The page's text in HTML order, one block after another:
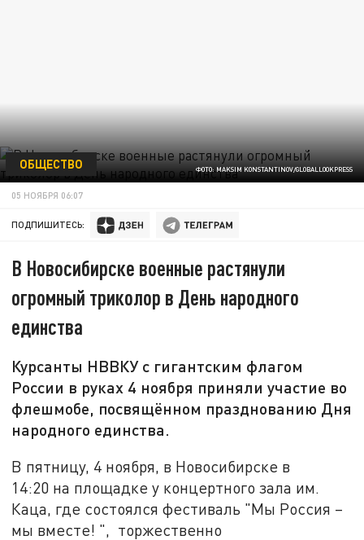
ФОТО: MAKSIM KONSTANTINOV/GLOBALLOOKPRESS
ОБЩЕСТВО
05 НОЯБРЯ 06:07
ПОДПИШИТЕСЬ:
В Новосибирске военные растянули
огромный триколор в День народного
единства
Курсанты НВВКУ с гигантским флагом
России в руках 4 ноября приняли участие во
флешмобе, посвящённом празднованию Дня
народного единства.
В пятницу, 4 ноября, в Новосибирске в
14:20 на площадке у концертного зала им.
Каца, где состоялся фестиваль "Мы Россия –
мы вместе! ", торжественно